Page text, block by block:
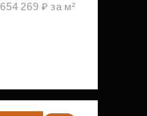
654 269 ₽ за м²